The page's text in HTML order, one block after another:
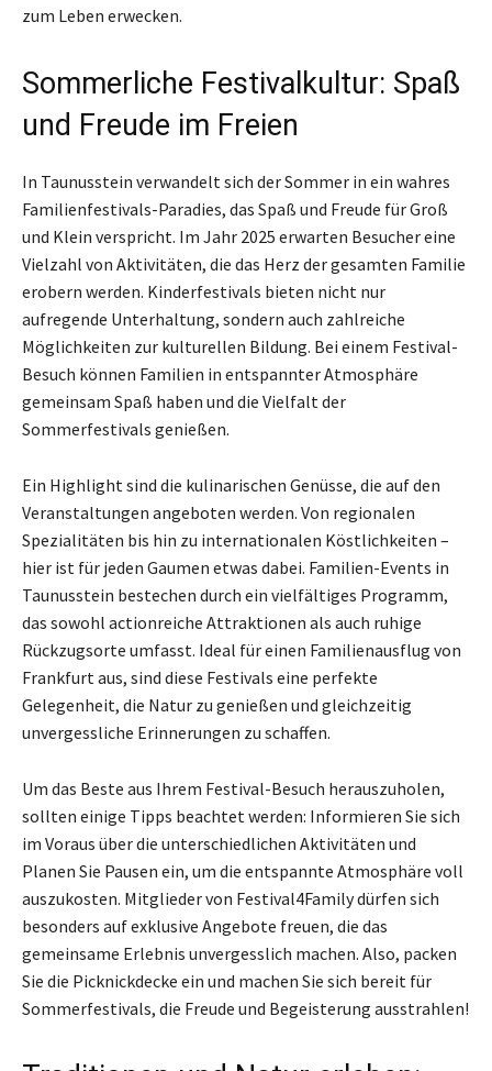
zum Leben erwecken.
Sommerliche Festivalkultur: Spaß
und Freude im Freien
In Taunusstein verwandelt sich der Sommer in ein wahres
Familienfestivals-Paradies, das Spaß und Freude für Groß
und Klein verspricht. Im Jahr 2025 erwarten Besucher eine
Vielzahl von Aktivitäten, die das Herz der gesamten Familie
erobern werden. Kinderfestivals bieten nicht nur
aufregende Unterhaltung, sondern auch zahlreiche
Möglichkeiten zur kulturellen Bildung. Bei einem Festival-
Besuch können Familien in entspannter Atmosphäre
gemeinsam Spaß haben und die Vielfalt der
Sommerfestivals genießen.
Ein Highlight sind die kulinarischen Genüsse, die auf den
Veranstaltungen angeboten werden. Von regionalen
Spezialitäten bis hin zu internationalen Köstlichkeiten –
hier ist für jeden Gaumen etwas dabei. Familien-Events in
Taunusstein bestechen durch ein vielfältiges Programm,
das sowohl actionreiche Attraktionen als auch ruhige
Rückzugsorte umfasst. Ideal für einen Familienausflug von
Frankfurt aus, sind diese Festivals eine perfekte
Gelegenheit, die Natur zu genießen und gleichzeitig
unvergessliche Erinnerungen zu schaffen.
Um das Beste aus Ihrem Festival-Besuch herauszuholen,
sollten einige Tipps beachtet werden: Informieren Sie sich
im Voraus über die unterschiedlichen Aktivitäten und
Planen Sie Pausen ein, um die entspannte Atmosphäre voll
auszukosten. Mitglieder von Festival4Family dürfen sich
besonders auf exklusive Angebote freuen, die das
gemeinsame Erlebnis unvergesslich machen. Also, packen
Sie die Picknickdecke ein und machen Sie sich bereit für
Sommerfestivals, die Freude und Begeisterung ausstrahlen!